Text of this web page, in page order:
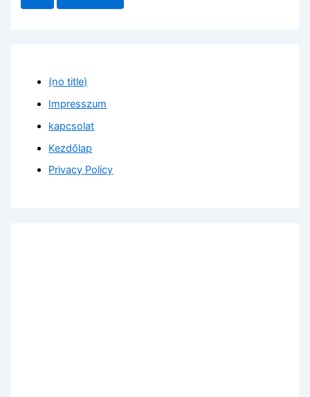
(no title)
Impresszum
kapcsolat
Kezdőlap
Privacy Policy